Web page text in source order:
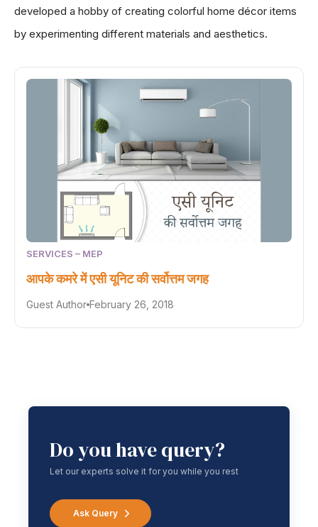
developed a hobby of creating colorful home décor items
by experimenting different materials and aesthetics.
SERVICES – MEP
आपके कमरे में एसी यूनिट की सर्वोत्तम जगह
Guest Author February 26, 2018
Do you have query?
Let our experts solve it for you while you rest
Ask Query